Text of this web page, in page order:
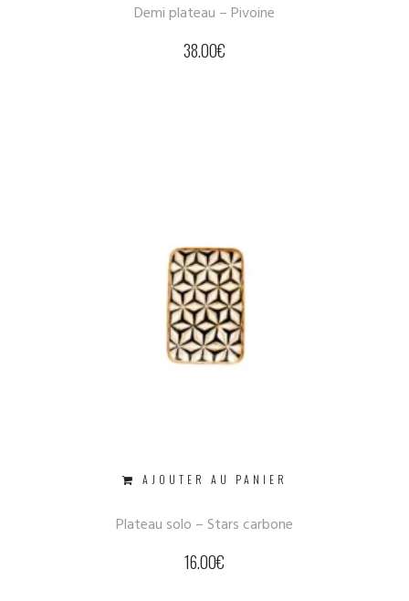
Demi plateau – Pivoine
38.00€
AJOUTER AU PANIER
Plateau solo – Stars carbone
16.00€